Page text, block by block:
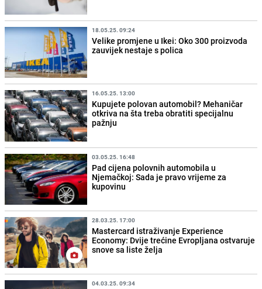
18.05.25. 09:24
Velike promjene u Ikei: Oko 300 proizvoda
zauvijek nestaje s polica
16.05.25. 13:00
Kupujete polovan automobil? Mehaničar
otkriva na šta treba obratiti specijalnu
pažnju
03.05.25. 16:48
Pad cijena polovnih automobila u
Njemačkoj: Sada je pravo vrijeme za
kupovinu
28.03.25. 17:00
Mastercard istraživanje Experience
Economy: Dvije trećine Evropljana ostvaruje
snove sa liste želja
04.03.25. 09:34